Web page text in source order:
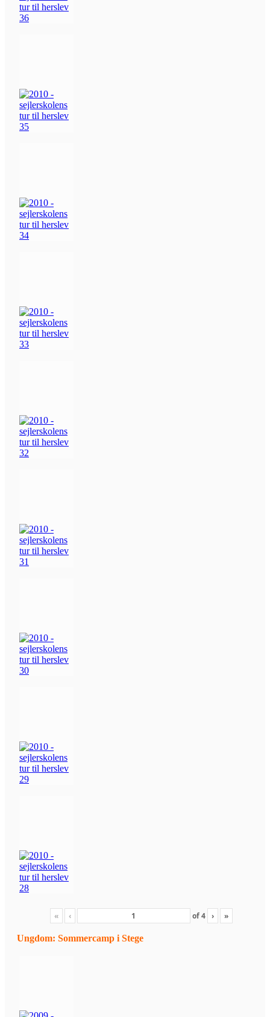
« ‹ of4 › »
Ungdom: Sommercamp i Stege